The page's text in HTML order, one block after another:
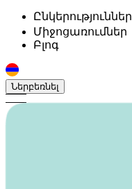
Ընկերություններ
Միջոցառումներ
Բլոգ
Ներբեռնել